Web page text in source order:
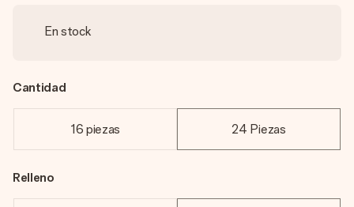
En stock
Cantidad
16 piezas 24 Piezas
Relleno